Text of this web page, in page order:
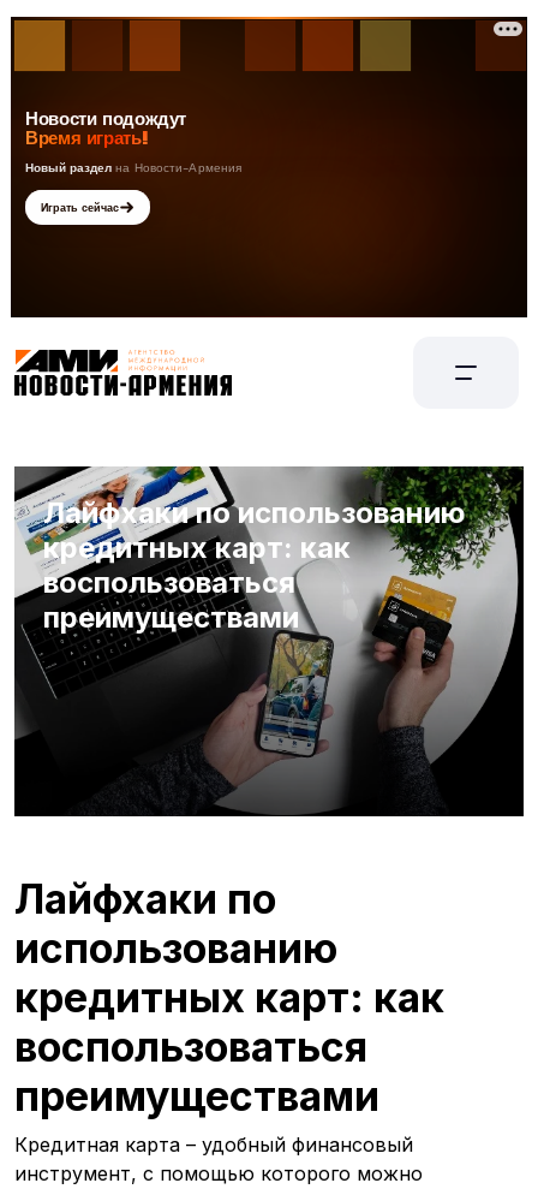
Лайфхаки по использованию
кредитных карт: как
воспользоваться
преимуществами
Лайфхаки по
использованию
кредитных карт: как
воспользоваться
преимуществами
Кредитная карта – удобный финансовый
инструмент, с помощью которого можно